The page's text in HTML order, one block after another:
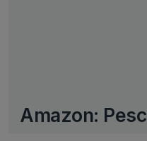
Amazon: